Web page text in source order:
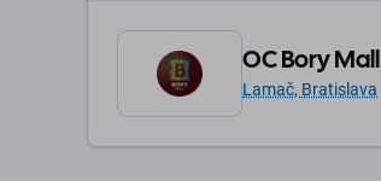
OC Bory Mall
Lamač, Bratislava